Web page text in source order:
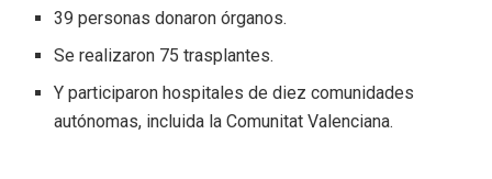
39 personas donaron órganos.
Se realizaron 75 trasplantes.
Y participaron hospitales de diez comunidades
autónomas, incluida la Comunitat Valenciana.